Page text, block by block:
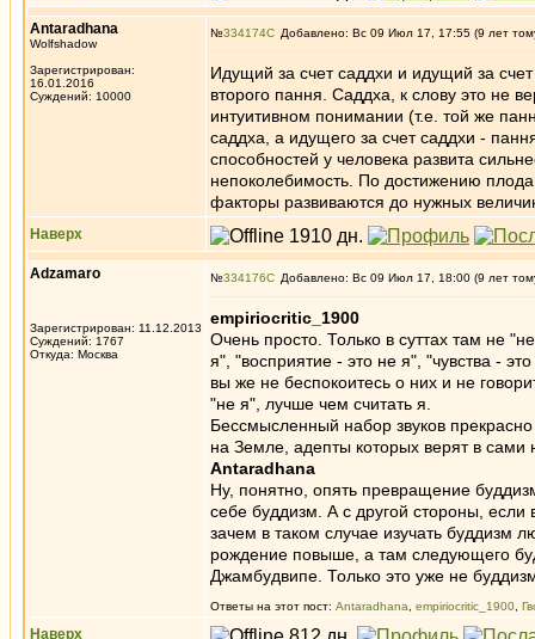
Antaradhana
Wolfshadow
Зарегистрирован:
16.01.2016
Суждений: 10000
№334174 Добавлено: Вс 09 Июл 17, 17:55 (9 лет
Идущий за счет саддхи и идущий за
второго пання. Саддха, к слову это не
интуитивном понимании (т.е. той же
саддха, а идущего за счет саддхи -
способностей у человека развита
непоколебимость. По достижению
факторы развиваются до нужных
Наверх
Adzamaro
Зарегистрирован: 11.12.2013
Суждений: 1767
Откуда: Москва
№334176 Добавлено: Вс 09 Июл 17, 18:00 (9 лет
empiriocritic_1900
Очень просто. Только в суттах там не
я", "восприятие - это не я", "чувства -
вы же не беспокоитесь о них и не
"не я", лучше чем считать я.
Бессмысленный набор звуков
на Земле, адепты которых верят в сами
Antaradhana
Ну, понятно, опять превращение
себе буддизм. А с другой стороны, если
зачем в таком случае изучать буддизм
рождение повыше, а там следующего
Джамбудвипе. Только это уже не
Ответы на этот пост: Antaradhana empiriocritic_1900
Наверх